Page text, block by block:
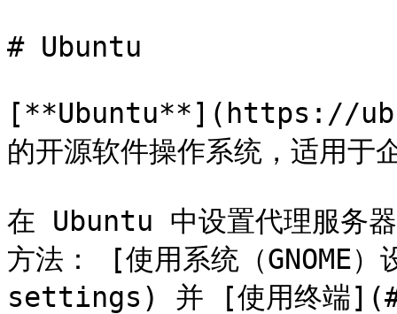
# Ubuntu
[**Ubuntu**](https://
的开源软件操作系统，适用于
在 Ubuntu 中设置代理服务器
方法： [使用系统（
settings) 并 [使用终端